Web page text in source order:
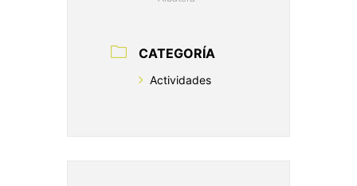
CATEGORÍA
Actividades